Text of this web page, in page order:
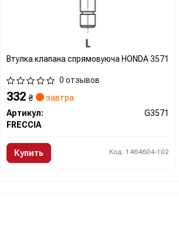
Втулка клапана спрямовуюча HONDA 3571
0 отзывов
332 ₴
завтра
Артикул:
G3571
FRECCIA
Купить Код: 1464604-102